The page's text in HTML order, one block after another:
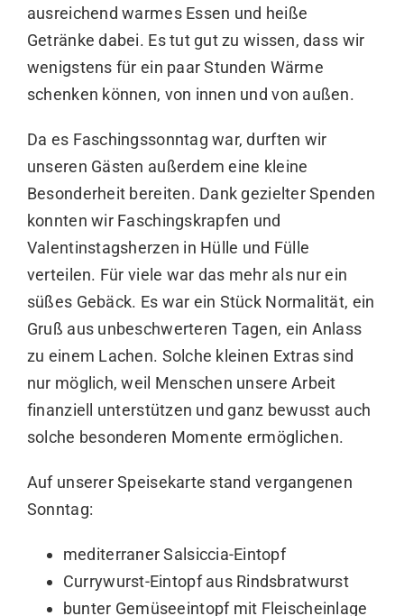
ausreichend warmes Essen und heiße
Getränke dabei. Es tut gut zu wissen, dass wir
wenigstens für ein paar Stunden Wärme
schenken können, von innen und von außen.
Da es Faschingssonntag war, durften wir
unseren Gästen außerdem eine kleine
Besonderheit bereiten. Dank gezielter Spenden
konnten wir Faschingskrapfen und
Valentinstagsherzen in Hülle und Fülle
verteilen. Für viele war das mehr als nur ein
süßes Gebäck. Es war ein Stück Normalität, ein
Gruß aus unbeschwerteren Tagen, ein Anlass
zu einem Lachen. Solche kleinen Extras sind
nur möglich, weil Menschen unsere Arbeit
finanziell unterstützen und ganz bewusst auch
solche besonderen Momente ermöglichen.
Auf unserer Speisekarte stand vergangenen
Sonntag:
mediterraner Salsiccia-Eintopf
Currywurst-Eintopf aus Rindsbratwurst
bunter Gemüseeintopf mit Fleischeinlage